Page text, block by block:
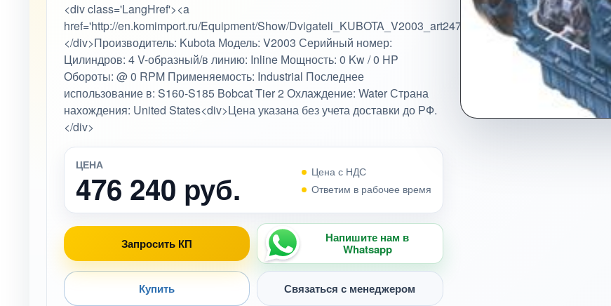
<div class='LangHref'><a
href='http://en.komimport.ru/Equipment/Show/Dvigateli_KUBOTA_V2003_art24751'>ENG</a>
</div>Производитель: Kubota Модель: V2003 Серийный номер:
Цилиндров: 4 V-образный/в линию: Inline Мощность: 0 Kw / 0 HP
Обороты: @ 0 RPM Применяемость: Industrial Последнее
использование в: S160-S185 Bobcat Tier 2 Охлаждение: Water Страна
нахождения: United States<div>Цена указана без учета доставки до РФ.
</div>
ЦЕНА
476 240 руб.
Цена с НДС
Ответим в рабочее время
Запросить КП Напишите нам в
Whatsapp
Купить Связаться с менеджером